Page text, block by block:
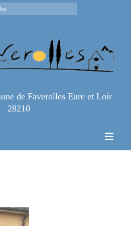
de Faverolles Eure et Loir
28210